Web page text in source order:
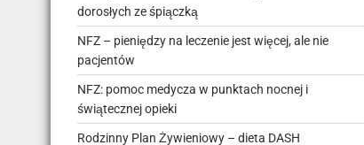
dorosłych ze śpiączką
NFZ – pieniędzy na leczenie jest więcej, ale nie
pacjentów
NFZ: pomoc medycza w punktach nocnej i
świątecznej opieki
Rodzinny Plan Żywieniowy – dieta DASH